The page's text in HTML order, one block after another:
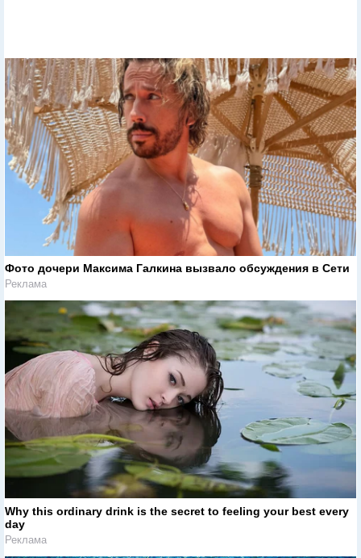
Фото дочери Максима Галкина вызвало обсуждения в Сети
Реклама
Why this ordinary drink is the secret to feeling your best every
day
Реклама